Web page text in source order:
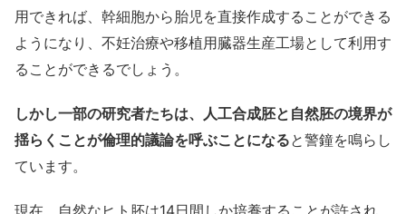
用できれば、幹細胞から胎児を直接作成することができる
ようになり、不妊治療や移植用臓器生産工場として利用す
ることができるでしょう。
しかし一部の研究者たちは、人工合成胚と自然胚の境界が
揺らくことが倫理的議論を呼ぶことになると警鐘を鳴らし
ています。
現在、自然なヒト胚は14日間しか培養することが許され